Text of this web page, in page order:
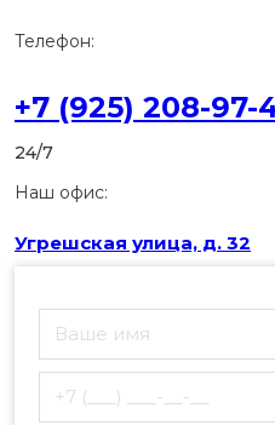
Телефон:
+7 (925) 208-97-
24/7
Наш офис:
Угрешская улица, д. 32